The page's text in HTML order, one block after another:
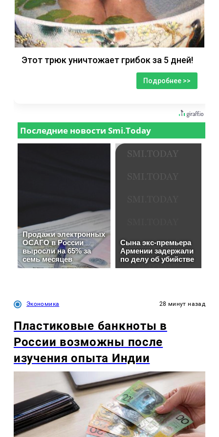
Этот трюк уничтожает грибок за 5 дней!
Подробнее >>
Экономика 28 минут назад
Пластиковые банкноты в
России возможны после
изучения опыта Индии